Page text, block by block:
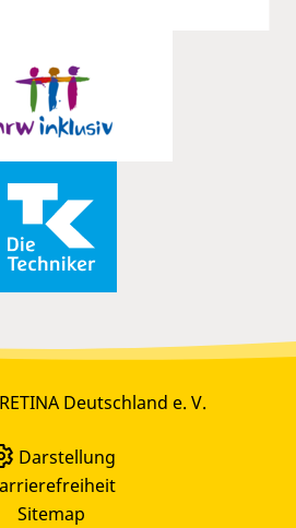
Deutschland e. V.
Darstellung
Sitemap